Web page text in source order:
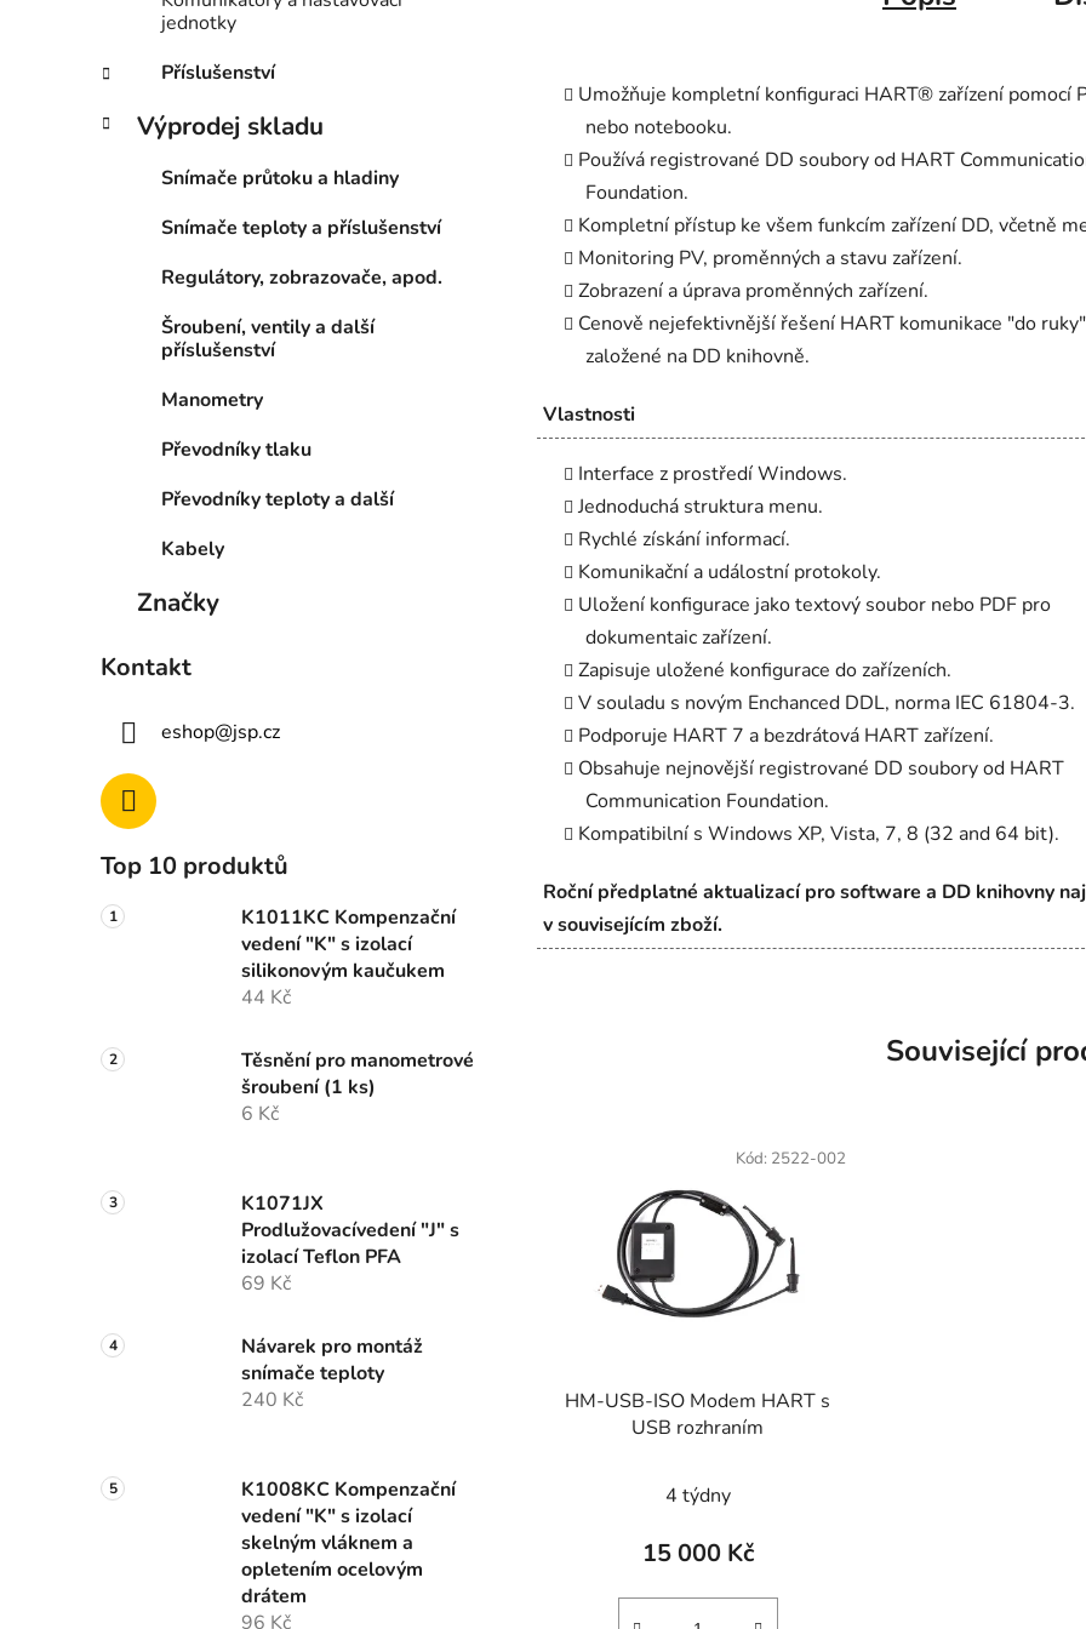
jednotky
Příslušenství
Výprodej skladu
Snímače průtoku a hladiny
Snímače teploty a příslušenství
Regulátory, zobrazovače, apod.
Šroubení, ventily a další
příslušenství
Manometry
Převodníky tlaku
Převodníky teploty a další
Kabely
Značky
Kontakt
eshop@jsp.cz
Top 10 produktů
K1011KC Kompenzační
vedení "K" s izolací
silikonovým kaučukem
44 Kč
Těsnění pro manometrové
šroubení (1 ks)
6 Kč
K1071JX
Prodlužovacívedení "J" s
izolací Teflon PFA
69 Kč
Návarek pro montáž
snímače teploty
240 Kč
K1008KC Kompenzační
vedení "K" s izolací
skelným vláknem a
opletením ocelovým
drátem
96 Kč
Umožňuje kompletní konfiguraci HART® zařízení pomocí
nebo notebooku.
Používá registrované DD soubory od HART
Foundation.
Kompletní přístup ke všem funkcím zařízení DD, včetně
Monitoring PV, proměnných a stavu zařízení.
Zobrazení a úprava proměnných zařízení.
Cenově nejefektivnější řešení HART komunikace "do ruky"
založené na DD knihovně.
Vlastnosti
Interface z prostředí Windows.
Jednoduchá struktura menu.
Rychlé získání informací.
Komunikační a událostní protokoly.
Uložení konfigurace jako textový soubor nebo PDF pro
dokumentaic zařízení.
Zapisuje uložené konfigurace do zařízeních.
V souladu s novým Enchanced DDL, norma IEC 61804-3.
Podporuje HART 7 a bezdrátová HART zařízení.
Obsahuje nejnovější registrované DD soubory od HART
Communication Foundation.
Kompatibilní s Windows XP, Vista, 7, 8 (32 and 64 bit).
Roční předplatné aktualizací pro software a DD knihovny
v souvisejícím zboží.
Související
HM-USB-ISO Modem HART s
USB rozhraním
4 týdny
15 000 Kč
Kód: 2522-002